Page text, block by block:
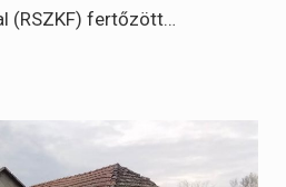
(RSZKF) fertőzött…